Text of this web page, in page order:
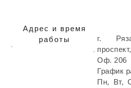
Адрес и время
работы
г.
Оф. 206
График
Пн, Вт,